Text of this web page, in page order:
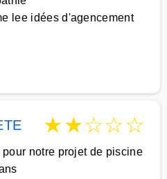
lee idées d'agencement
★★☆☆☆
notre projet de piscine